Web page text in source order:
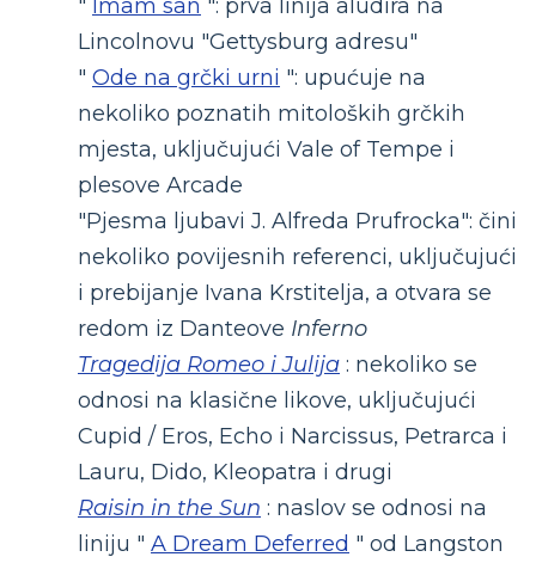
" Imam san ": prva linija aludira na
Lincolnovu "Gettysburg adresu"
" Ode na grčki urni ": upućuje na
nekoliko poznatih mitoloških grčkih
mjesta, uključujući Vale of Tempe i
plesove Arcade
"Pjesma ljubavi J. Alfreda Prufrocka": čini
nekoliko povijesnih referenci, uključujući
i prebijanje Ivana Krstitelja, a otvara se
redom iz Danteove Inferno
Tragedija Romeo i Julija : nekoliko se
odnosi na klasične likove, uključujući
Cupid / Eros, Echo i Narcissus, Petrarca i
Lauru, Dido, Kleopatra i drugi
Raisin in the Sun : naslov se odnosi na
liniju " A Dream Deferred " od Langston